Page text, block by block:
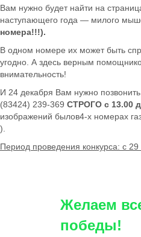
Вам нужно будет найти на
наступающего года — милого
номера!!!).
В одном номере их может быть
угодно. А здесь верным
внимательность!
И 24 декабря Вам нужно
(83424) 239-369 СТРОГО с 13.00
изображений былов4-х номерах
).
Период проведения конкурса: с
Желаем
победы!